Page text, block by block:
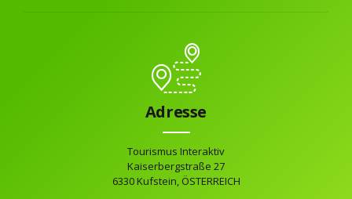
Adresse
Tourismus Interaktiv
Kaiserbergstraße 27
6330 Kufstein, ÖSTERREICH